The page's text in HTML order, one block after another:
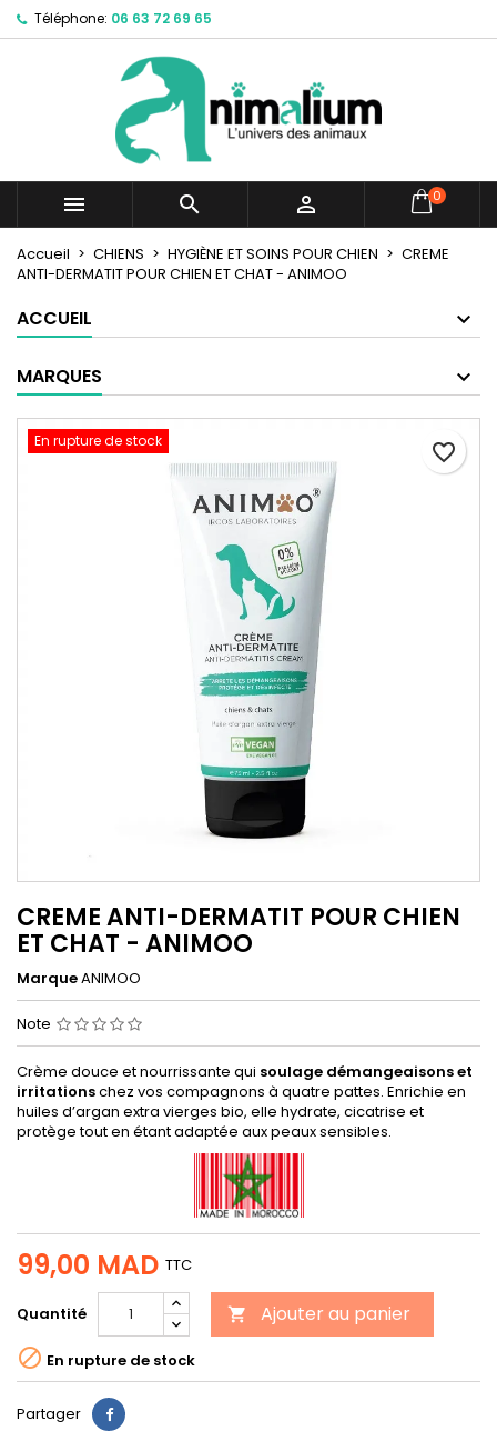
Téléphone: 06 63 72 69 65
   0
Accueil CHIENS HYGIÈNE ET SOINS POUR CHIEN
CREME
ANTI-DERMATIT POUR CHIEN ET CHAT - ANIMOO
ACCUEIL
MARQUES
En rupture de stock
CREME ANTI-DERMATIT POUR CHIEN
ET CHAT - ANIMOO
MarqueANIMOO
Note
Crème douce et nourrissante qui soulage démangeaisons et
irritationschez vos compagnons à quatre pattes. Enrichie en
huiles d’argan extra vierges bio, elle hydrate, cicatrise et
protège tout en étant adaptée aux peaux sensibles.
99,00 MAD TTC
Quantité  Ajouter au panier
favorite_border
 En rupture de stock
Partager Partager
Mes listes d'envies ×
Créer une nouvelle liste
Créer une liste d'envies ×
Nom de la liste d'envies
Annuler Créer une liste d'envies
Connexion ×
Vous devez être connecté pour ajouter des produits
à votre liste d'envies.
Connexion